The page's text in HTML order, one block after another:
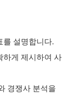
를 설명합니다.
하게 제시하여 사
경쟁사 분석을